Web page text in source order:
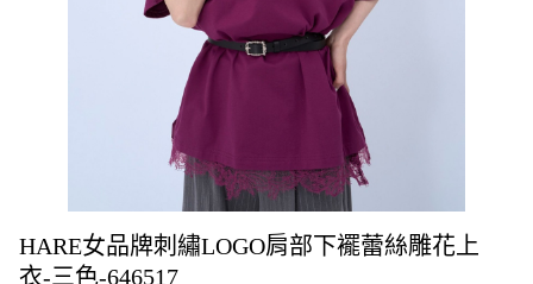
HARE女品牌刺繡LOGO肩部下襬蕾絲雕花上
衣-三色-646517